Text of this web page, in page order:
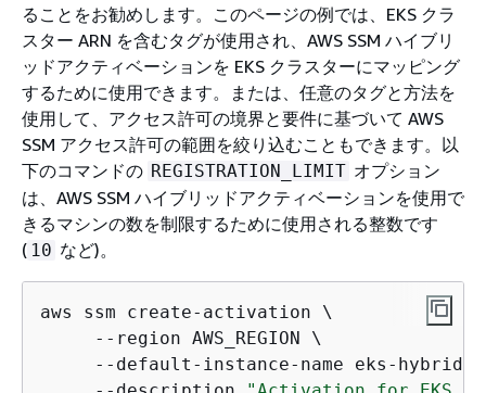
ることをお勧めします。このページの例では、EKS クラ
スター ARN を含むタグが使用され、AWS SSM ハイブリ
ッドアクティベーションを EKS クラスターにマッピング
するために使用できます。または、任意のタグと方法を
使用して、アクセス許可の境界と要件に基づいて AWS
SSM アクセス許可の範囲を絞り込むこともできます。以
下のコマンドの REGISTRATION_LIMIT オプション
は、AWS SSM ハイブリッドアクティベーションを使用で
きるマシンの数を制限するために使用される整数です
( 10 など)。
aws ssm create-activation \
     --region AWS_REGION \
--default-instance-name eks-hybrid-